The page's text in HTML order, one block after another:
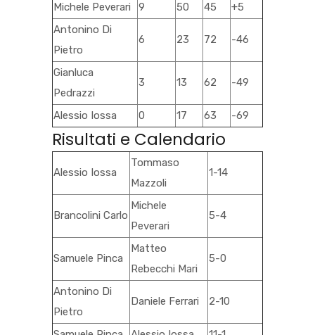
Michele Peverari
9 50 45
+5
Antonino Di
Pietro
6 23 72 -46
Gianluca
Pedrazzi
3 13 62 -49
Alessio Iossa 0 17 63 -69
Risultati e Calendario
Alessio Iossa
Tommaso
Mazzoli
1-14
Brancolini Carlo
Michele
Peverari
5-4
Samuele Pinca
Matteo
Rebecchi Mari
5-0
Antonino Di
Pietro
Daniele Ferrari 2-10